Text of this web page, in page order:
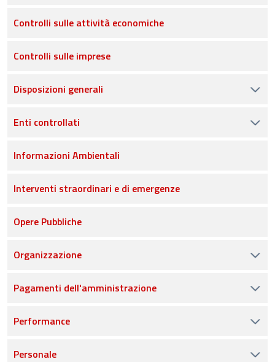
Controlli sulle attività economiche
Controlli sulle imprese
Disposizioni generali
Enti controllati
Informazioni Ambientali
Interventi straordinari e di emergenze
Opere Pubbliche
Organizzazione
Pagamenti dell'amministrazione
Performance
Personale